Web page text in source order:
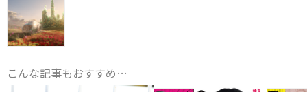
こんな記事もおすすめ…